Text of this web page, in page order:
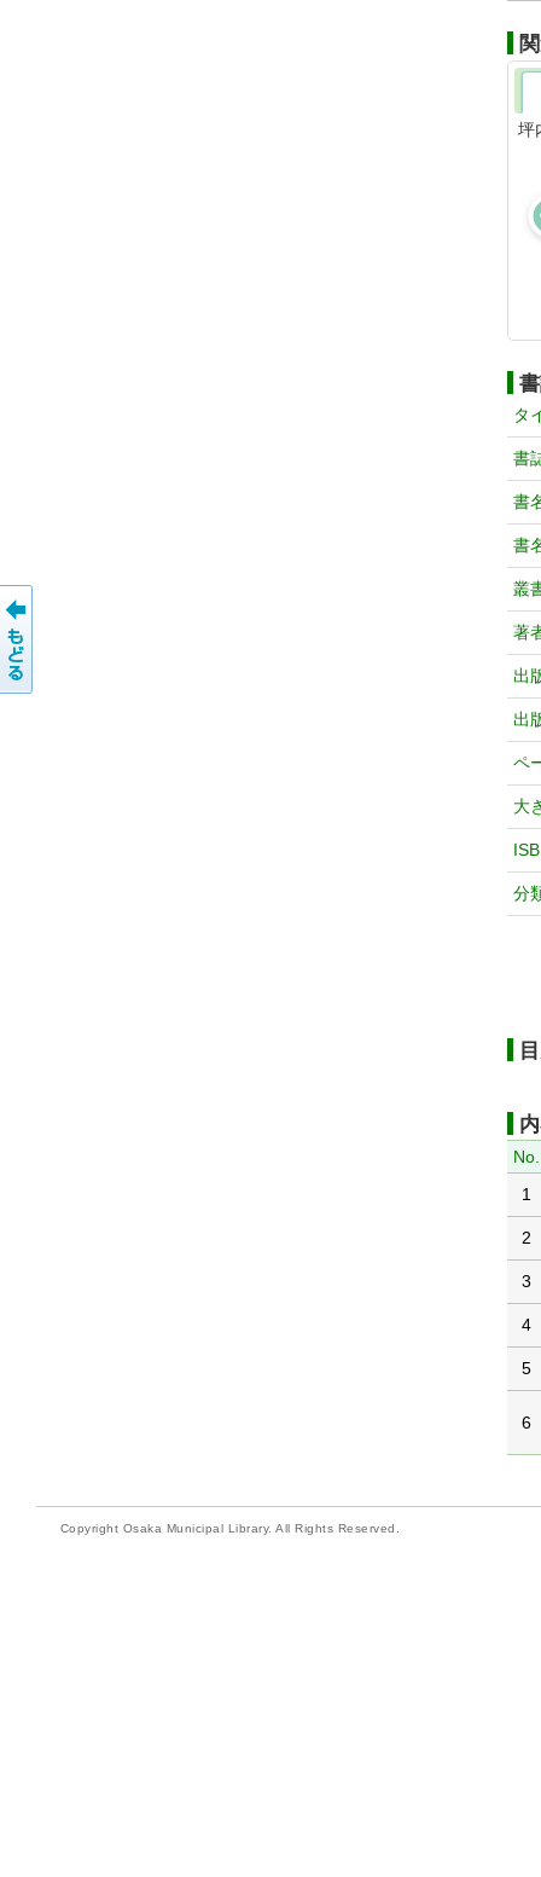
坪
タ
書
書
書
叢
著
出
出
ペ
大
分
No.
1
2
3
4
5
6
Copyright Osaka Municipal Library. All Rights Reserved.